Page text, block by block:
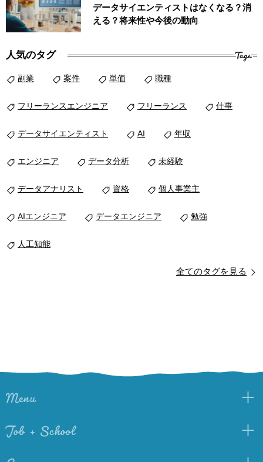
データサイエンティストはなくなる？消
える？将来性や今後の動向
人気のタグ Tags
副業 案件 単価 職種
フリーランスエンジニア フリーランス 仕事
データサイエンティスト AI 年収
エンジニア データ分析 未経験
データアナリスト 資格 個人事業主
AIエンジニア データエンジニア 勉強
人工知能
全てのタグを見る
Menu
Job + School